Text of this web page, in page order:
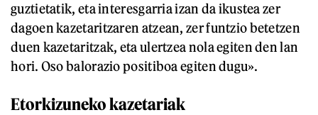
guztietatik, eta interesgarria izan da ikustea zer
dagoen kazetaritzaren atzean, zer funtzio betetzen
duen kazetaritzak, eta ulertzea nola egiten den lan
hori. Oso balorazio positiboa egiten dugu».
Etorkizuneko kazetariak